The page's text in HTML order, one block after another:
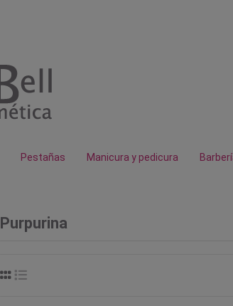
Pestañas Manicura y pedicura
Purpurina